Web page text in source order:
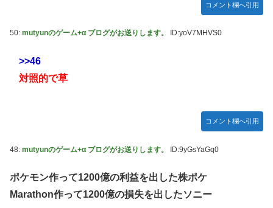
コメント欄へ引用
50: mutyunのゲーム+α ブログがお送りします。 ID:yoV7MHVS0
>>46
対照的で草
コメント欄へ引用
48: mutyunのゲーム+α ブログがお送りします。 ID:9yGsYaGq0
ポケモン作って1200億の利益を出した株ポケ
Marathon作って1200億の損失を出したソニー